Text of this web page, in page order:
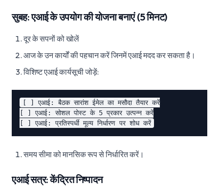
सुबह: एआई के उपयोग की योजना बनाएं (5 मिनट)
दूर के सपनों को खोलें
आज के उन कार्यों की पहचान करें जिनमें एआई मदद कर सकता है।
विशिष्ट एआई कार्यसूची जोड़ें:
[ ] एआई: बैठक सारांश ईमेल का मसौदा तैयार करें
[ ] एआई: सोशल पोस्ट के 5 प्रकार उत्पन्न करें
समय सीमा को मानसिक रूप से निर्धारित करें।
एआई सत्र: केंद्रित निष्पादन